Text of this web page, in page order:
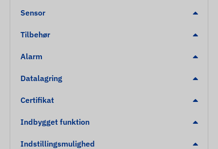
Sensor
Tilbehør
Alarm
Datalagring
Certifikat
Indbygget funktion
Indstillingsmulighed